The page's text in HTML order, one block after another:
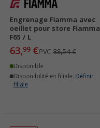
Engrenage Fiamma avec
oeillet pour store Fiamma
F65 / L
63,99 €PVC 88,54 €
Disponible
Disponibilité en filiale: Définir
filiale